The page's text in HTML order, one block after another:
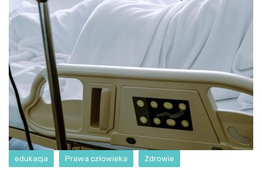
edukacja Prawa człowieka Zdrowie